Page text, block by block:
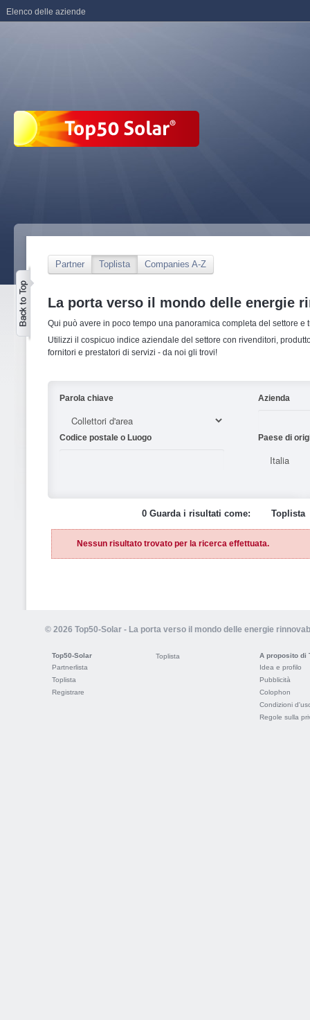
Partner Toplista Companies A-Z
La porta verso il mondo delle energie
Qui può avere in poco tempo una panoramica completa del settore e
Utilizzi il cospicuo indice aziendale del settore con rivenditori,
fornitori e prestatori di servizi - da noi gli trovi!
Parola chiave Azienda
Codice postale o Luogo Paese di
0 Guarda i risultati come: Toplista
Nessun risultato trovato per la ricerca effettuata.
© 2026 Top50-Solar - La porta verso il mondo delle energie
Top50-Solar
Partnerlista
Toplista
Registrare
Toplista
A proposito di
Idea e profilo
Pubblicità
Colophon
Condizioni
Regole sulla
Elenco delle aziende